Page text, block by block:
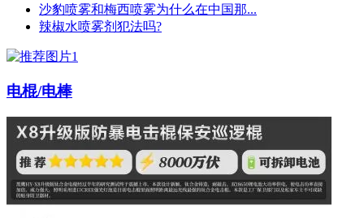
沙豹喷雾和梅西喷雾为什么在中国那...
辣椒水喷雾剂犯法吗?
电棍/电棒